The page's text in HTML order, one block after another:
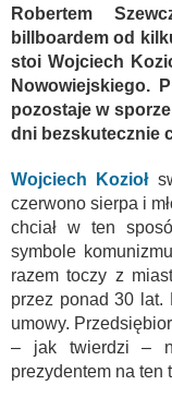
Robertem
billboardem od
stoi Wojciech
Nowowiejskiego.
pozostaje w
dni bezskutecznie
Wojciech Kozioł
czerwono sierpa i
chciał w ten
symbole
razem toczy z
przez ponad 30 lat.
umowy.
– jak twierdzi –
prezydentem na ten